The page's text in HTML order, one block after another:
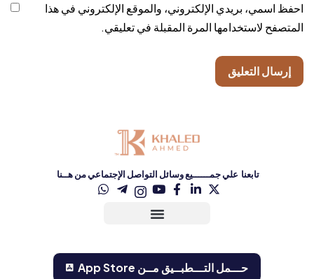
احفظ اسمي، بريدي الإلكتروني، والموقع الإلكتروني في هذا
المتصفح لاستخدامها المرة المقبلة في تعليقي.
تابعنا علي جمــــــيع وسائل التواصل الإجتماعي من هــنا
حـــمل التـــطبــيق مــن ‏App Store‏